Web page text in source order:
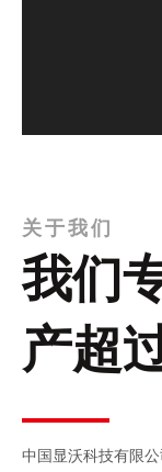
关于我们
我们
产超
中国显沃科技有限